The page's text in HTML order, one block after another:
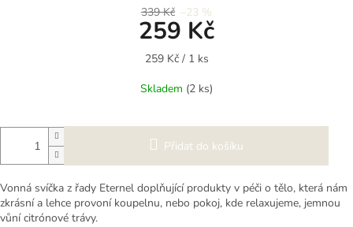
339 Kč –23 %
259 Kč
Měrná
259 Kč / 1 ks
Skladem (2 ks)
Přidat do košíku
Vonná svíčka z řady Eternel doplňující produkty v péči o tělo, která nám
zkrásní a lehce provoní koupelnu, nebo pokoj, kde relaxujeme, jemnou
vůní citrónové trávy.